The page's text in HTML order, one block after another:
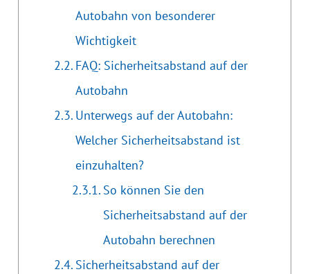
Autobahn von besonderer
Wichtigkeit
FAQ: Sicherheitsabstand auf der
Autobahn
Unterwegs auf der Autobahn:
Welcher Sicherheitsabstand ist
einzuhalten?
So können Sie den
Sicherheitsabstand auf der
Autobahn berechnen
Sicherheitsabstand auf der